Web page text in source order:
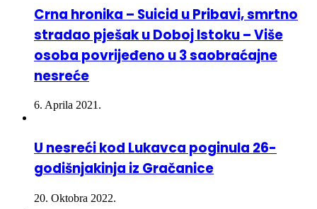
stradao pješak u Doboj Istoku – Više
osoba povrijeđeno u 3 saobraćajne
nesreće
6. Aprila 2021.
godišnjakinja iz Gračanice
20. Oktobra 2022.